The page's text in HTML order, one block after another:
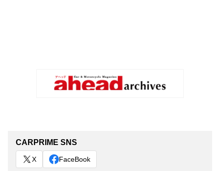
CARPRIME SNS
X FaceBook